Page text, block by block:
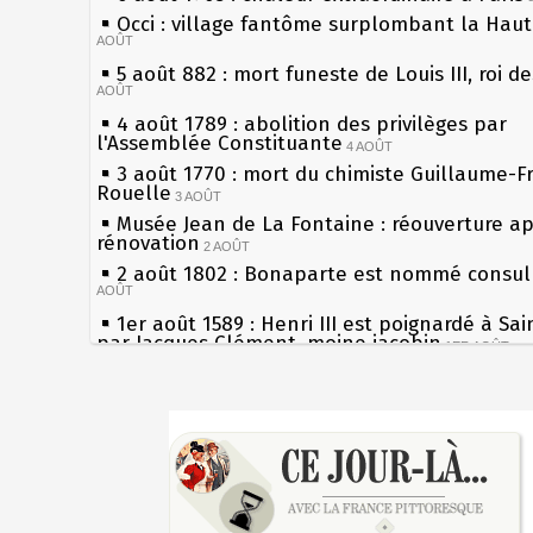
Occi : village fantôme surplombant la
AOÛT
5 août 882 : mort funeste de Louis III, roi
AOÛT
4 août 1789 : abolition des privilèges par
l'Assemblée Constituante 4 AOÛT
3 août 1770 : mort du chimiste Guillaume-
Rouelle 3 AOÛT
Musée Jean de La Fontaine : réouverture
rénovation 2 AOÛT
2 août 1802 : Bonaparte est nommé
AOÛT
1er août 1589 : Henri III est poignardé à
par Jacques Clément, moine jacobin 1ER AOÛT
Chocolat Poulain 30 JUILLET
29 juillet 1881 : loi sur la liberté de la
28 juillet 1794 : supplice de Robespierre
partie de ses complices 28 JUILLET
les siècles
27 mai 1610 : supplice de François
du roi Henri IV
Pierre qui roule n'amasse pas mousse